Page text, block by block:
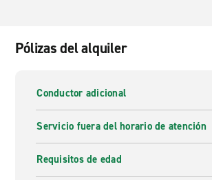
Pólizas del alquiler
Conductor adicional
Servicio fuera del horario de atención
Requisitos de edad